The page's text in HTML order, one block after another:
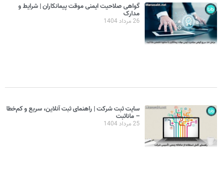
گواهی صلاحیت ایمنی موقت پیمانکاران | شرایط و
مدارک
26 مرداد 1404
سایت ثبت شرکت | راهنمای ثبت آنلاین، سریع و کم‌خطا
– مانا‌ثبت
25 مرداد 1404